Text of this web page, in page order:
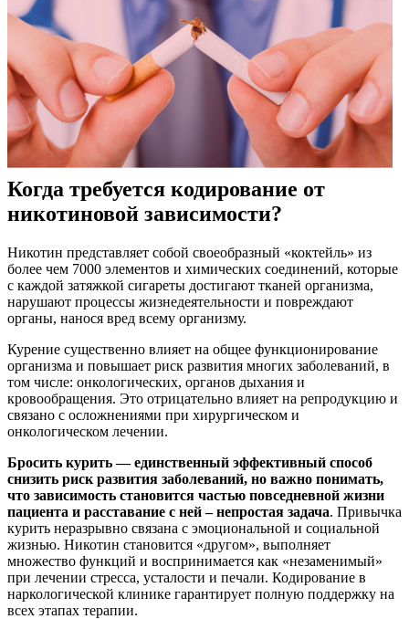
Когда требуется кодирование от
никотиновой зависимости?
Никотин представляет собой своеобразный «коктейль» из
более чем 7000 элементов и химических соединений, которые
с каждой затяжкой сигареты достигают тканей организма,
нарушают процессы жизнедеятельности и повреждают
органы, нанося вред всему организму.
Курение существенно влияет на общее функционирование
организма и повышает риск развития многих заболеваний, в
том числе: онкологических, органов дыхания и
кровообращения. Это отрицательно влияет на репродукцию и
связано с осложнениями при хирургическом и
онкологическом лечении.
Бросить курить — единственный эффективный способ
снизить риск развития заболеваний, но важно понимать,
что зависимость становится частью повседневной жизни
пациента и расставание с ней – непростая задача. Привычка
курить неразрывно связана с эмоциональной и социальной
жизнью. Никотин становится «другом», выполняет
множество функций и воспринимается как «незаменимый»
при лечении стресса, усталости и печали. Кодирование в
наркологической клинике гарантирует полную поддержку на
всех этапах терапии.